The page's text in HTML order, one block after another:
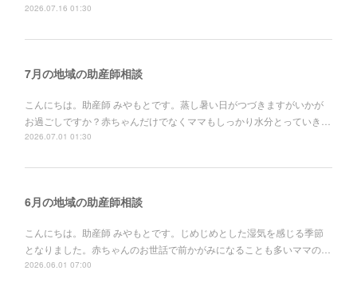
2026.07.16 01:30
7月の地域の助産師相談
こんにちは。助産師 みやもとです。蒸し暑い日がつづきますがいかが
お過ごしですか？赤ちゃんだけでなくママもしっかり水分とっていき…
2026.07.01 01:30
6月の地域の助産師相談
こんにちは。助産師 みやもとです。じめじめとした湿気を感じる季節
となりました。赤ちゃんのお世話で前かがみになることも多いママの…
2026.06.01 07:00